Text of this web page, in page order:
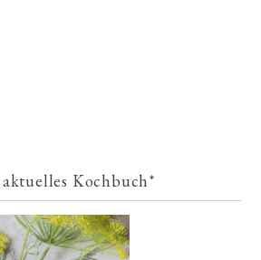
Kochbuch*